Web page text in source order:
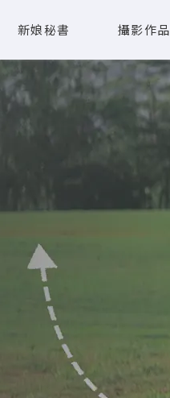
新娘秘書 攝影作品